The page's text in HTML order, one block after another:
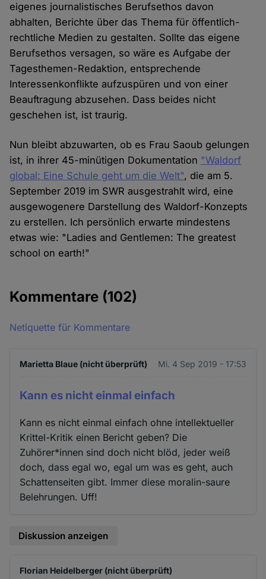
eigenes journalistisches Berufsethos davon
abhalten, Berichte über das Thema für öffentlich-
rechtliche Medien zu gestalten. Sollte das eigene
Berufsethos versagen, so wäre es Aufgabe der
Tagesthemen-Redaktion, entsprechende
Interessenkonflikte aufzuspüren und von einer
Beauftragung abzusehen. Dass beides nicht
geschehen ist, ist traurig.
Nun bleibt abzuwarten, ob es Frau Saoub gelungen
ist, in ihrer 45-minütigen Dokumentation "Waldorf
global: Eine Schule geht um die Welt", die am 5.
September 2019 im SWR ausgestrahlt wird, eine
ausgewogenere Darstellung des Waldorf-Konzepts
zu erstellen. Ich persönlich erwarte mindestens
etwas wie: "Ladies and Gentlemen: The greatest
school on earth!"
Kommentare (102)
Netiquette für Kommentare
Marietta Blaue (nicht überprüft) Mi. 4 Sep 2019 - 17:53
Kann es nicht einmal einfach
Kann es nicht einmal einfach ohne intellektueller
Krittel-Kritik einen Bericht geben? Die
Zuhörer*innen sind doch nicht blöd, jeder weiß
doch, dass egal wo, egal um was es geht, auch
Schattenseiten gibt. Immer diese moralin-saure
Belehrungen. Uff!
Diskussion anzeigen
Florian Heidelberger (nicht überprüft)